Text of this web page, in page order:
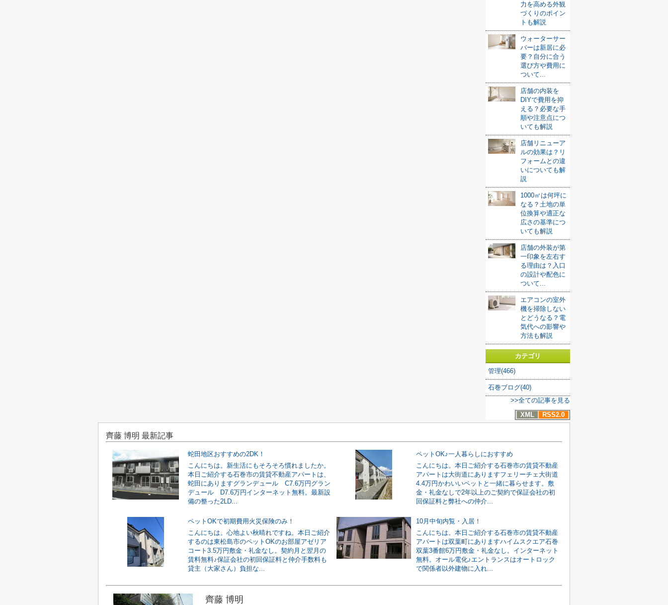
力を高める外観
づくりのポイン
トも解説
ウォーターサー
バーは新居に必
要？自分に合う
選び方や費用に
ついて...
店舗の内装を
DIYで費用を抑
える？必要な手
順や注意点につ
いても解説
店舗リニューア
ルの効果は？リ
フォームとの違
いについても解
説
1000㎡は何坪に
なる？土地の単
位換算や適正な
広さの基準につ
いても解説
店舗の外装が第
一印象を左右す
る理由は？入口
の設計や配色に
ついて...
エアコンの室外
機を掃除しない
とどうなる？電
気代への影響や
方法も解説
カテゴリ
管理(466)
石巻ブログ(40)
>>全ての記事を見る
XML
RSS2.0
齊藤 博明 最新記事
蛇田地区おすすめの2DK！
こんにちは。新生活にもそろそろ慣れましたか。
本日ご紹介する石巻市の賃貸不動産アパートは、
蛇田にありますグランデュール C7.6万円グラン
デュール D7.6万円インターネット無料。最新設
備の整った2LD...
ペットOK♪一人暮らしにおすすめ
こんにちは。本日ご紹介する石巻市の賃貸不動産
アパートは大街道にありますフェリーチェ大街道
4.4万円かわいいペットと一緒に暮らせます。敷
金・礼金なしで2年以上のご契約で保証会社の初
回保証料と弊社への仲介...
ペットOKで初期費用火災保険のみ！
こんにちは。心地よい秋晴れですね。本日ご紹介
するのは東松島市のペットOKのお部屋アゼリア
コート3.5万円敷金・礼金なし。契約月と翌月の
賃料無料♪保証会社の初回保証料と仲介手数料も
貸主（大家さん）負担な...
10月中旬内覧・入居！
こんにちは。本日ご紹介する石巻市の賃貸不動産
アパートは双葉町にありますハイムスクエア石巻
双葉3番館6万円敷金・礼金なし。インターネット
無料。オール電化♪エントランスはオートロック
で関係者以外建物に入れ...
齊藤 博明